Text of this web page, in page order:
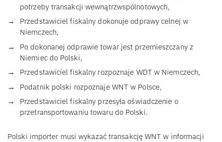
potrzeby transakcji wewnątrzwspólnotowych,
Przedstawiciel fiskalny dokonuje odprawy celnej w
Niemczech,
Po dokonanej odprawie towar jest przemieszczany z
Niemiec do Polski,
Przedstawiciel fiskalny rozpoznaje WDT w Niemczech,
Podatnik polski rozpoznaje WNT w Polsce,
Przedstawiciel fiskalny przesyła oświadczenie o
przetransportowaniu towaru do Polski.
Polski importer musi wykazać transakcję WNT w informacji